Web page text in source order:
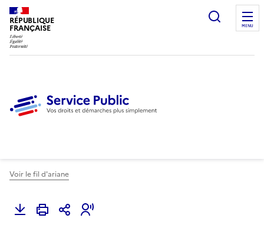
RÉPUBLIQUE
FRANÇAISE
Ouvrir
MENU
Voir le fil d'ariane